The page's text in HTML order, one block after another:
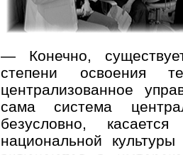
— Конечно,
степени освоения
централизованное
сама система
безусловно,
национальной